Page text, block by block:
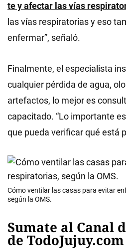
te y afectar las vías
las vías respiratorias y eso
enfermar”, señaló.
Finalmente, el especialista
cualquier pérdida de agua,
artefactos, lo mejor es
capacitado. “Lo importante
que pueda verificar qué está
Cómo ventilar las casas para evitar
según la OMS.
Sumate al Canal
de TodoJujuy.com